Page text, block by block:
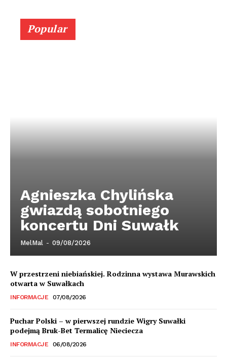
Popular
Agnieszka Chylińska
gwiazdą sobotniego
koncertu Dni Suwałk
MelMal - 09/08/2026
W przestrzeni niebiańskiej. Rodzinna wystawa Murawskich
otwarta w Suwałkach
INFORMACJE 07/08/2026
Puchar Polski – w pierwszej rundzie Wigry Suwałki
podejmą Bruk-Bet Termalicę Nieciecza
INFORMACJE 06/08/2026